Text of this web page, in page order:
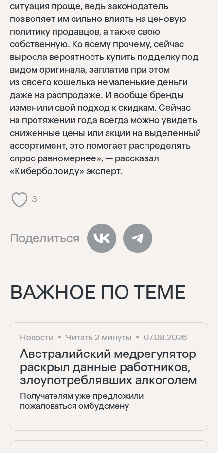
ситуация проще, ведь законодатель
позволяет им сильно влиять на ценовую
политику продавцов, а также свою
собственную. Ко всему прочему, сейчас
выросла вероятность купить подделку под
видом оригинала, заплатив при этом
из своего кошелька немаленькие деньги
даже на распродаже. И вообще бренды
изменили свой подход к скидкам. Сейчас
на протяжении года всегда можно увидеть
сниженные цены или акции на выделенный
ассортимент, это помогает распределять
спрос равномернее», — рассказал
«Киберболоиду» эксперт.
3
Поделиться
ВАЖНОЕ ПО ТЕМЕ
Новости Читать 2 минуты 07.08.2026
Австралийский медрегулятор
раскрыл данные работников,
злоупотреблявших алкоголем
Получателям уже предложили
пожаловаться омбудсмену